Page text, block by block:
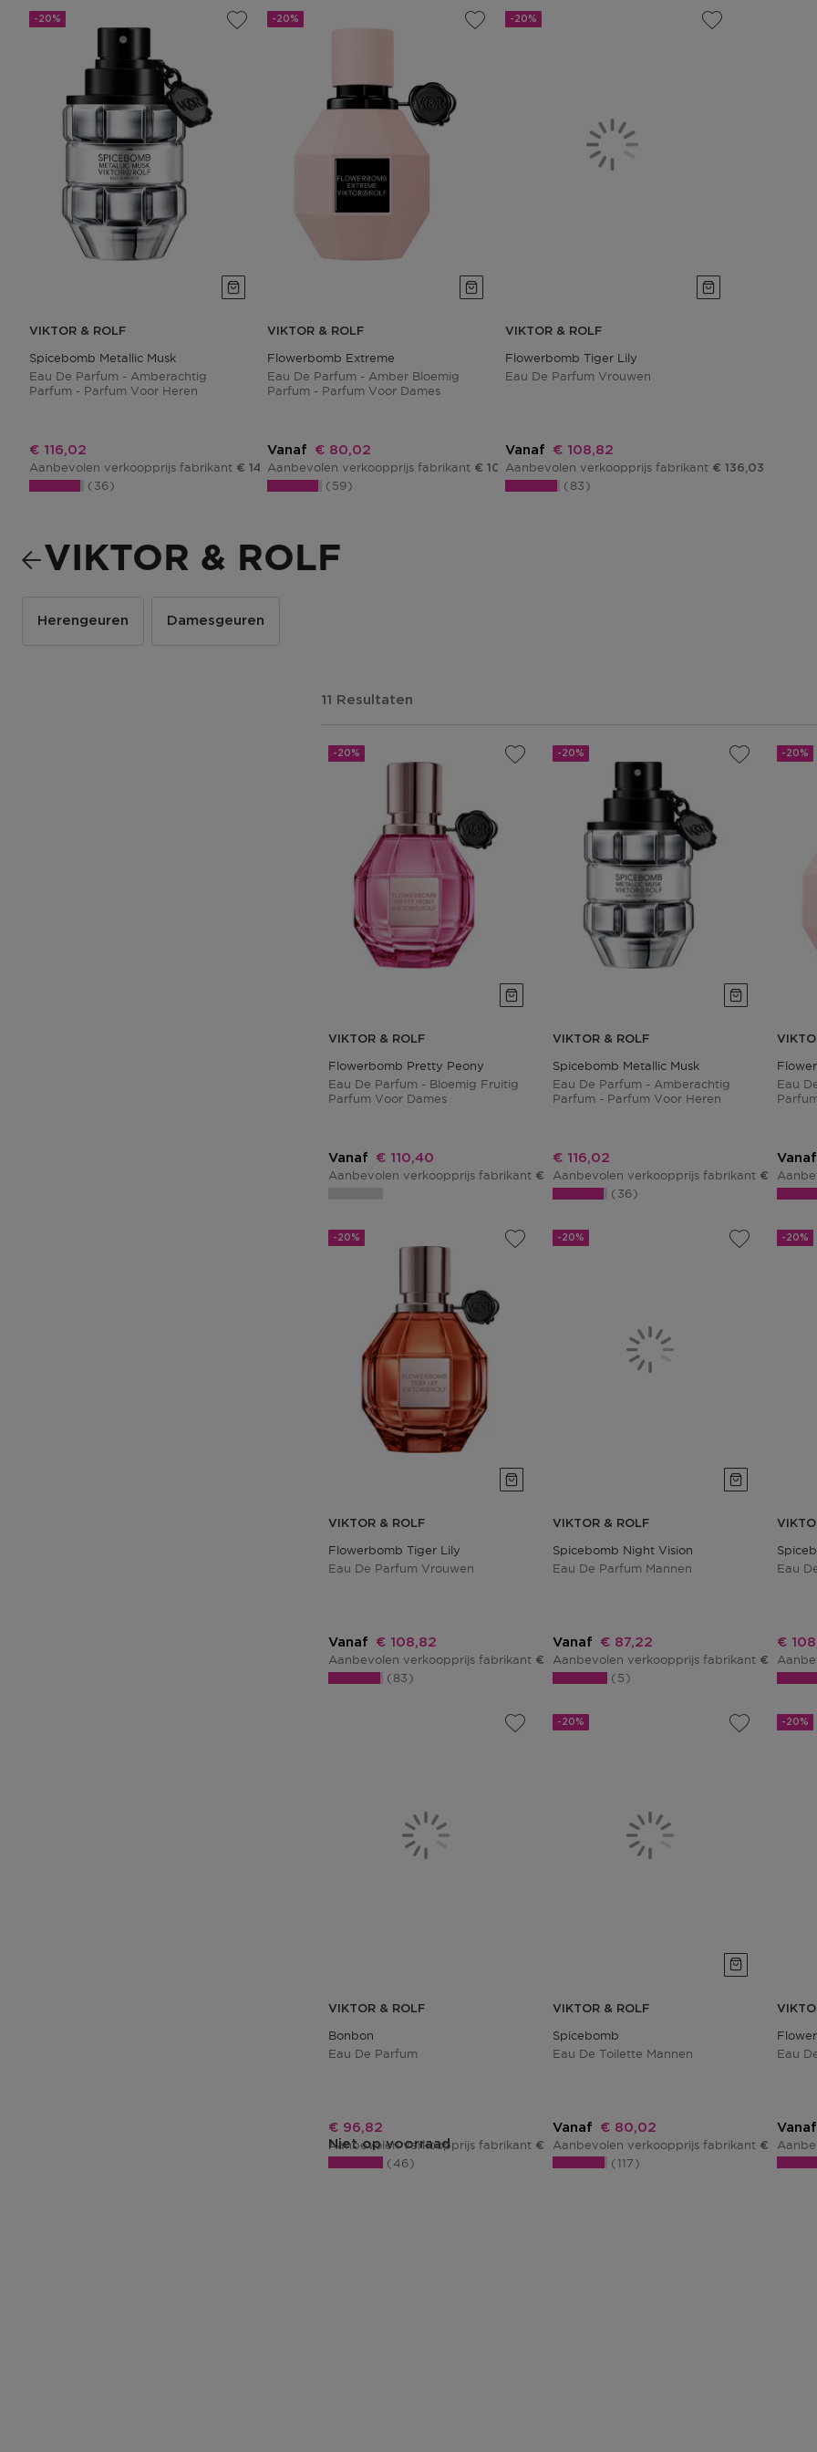
-20%
VIKTOR & ROLF
Spicebomb Metallic Musk
Eau De Parfum - Amberachtig
Parfum - Parfum Voor Heren
Kortingsprijs
€ 116,02
Aanbevolen verkoopprijs fabrikant € 145,02
36
-20%
VIKTOR & ROLF
Flowerbomb Extreme
Eau De Parfum - Amber Bloemig
Parfum - Parfum Voor Dames
Vanaf Kortingsprijs
€ 80,02
Aanbevolen verkoopprijs fabrikant € 100,02
59
-20%
VIKTOR & ROLF
Flowerbomb Tiger Lily
Eau De Parfum Vrouwen
Vanaf Kortingsprijs
€ 108,82
Aanbevolen verkoopprijs fabrikant € 136,03
83
VIKTOR & ROLF
Herengeuren Damesgeuren
11 Resultaten
-20%
VIKTOR & ROLF
Flowerbomb Pretty Peony
Eau De Parfum - Bloemig Fruitig
Parfum Voor Dames
Vanaf Kortingsprijs
€ 110,40
Aanbevolen verkoopprijs fabrikant € 138,00
-20%
VIKTOR & ROLF
Spicebomb Metallic Musk
Eau De Parfum - Amberachtig
Parfum - Parfum Voor Heren
Kortingsprijs
€ 116,02
Aanbevolen verkoopprijs fabrikant € 145,02
36
-20%
Eau
Vanaf
-20%
VIKTOR & ROLF
Flowerbomb Tiger Lily
Eau De Parfum Vrouwen
Vanaf Kortingsprijs
€ 108,82
Aanbevolen verkoopprijs fabrikant € 136,03
83
-20%
VIKTOR & ROLF
Spicebomb Night Vision
Eau De Parfum Mannen
Vanaf Kortingsprijs
€ 87,22
Aanbevolen verkoopprijs fabrikant € 109,02
5
-20%
Eau
€
Niet op voorraad
VIKTOR & ROLF
Bonbon
Eau De Parfum
Kortingsprijs
€ 96,82
Aanbevolen verkoopprijs fabrikant € 121,02
46
-20%
VIKTOR & ROLF
Spicebomb
Eau De Toilette Mannen
Vanaf Kortingsprijs
€ 80,02
Aanbevolen verkoopprijs fabrikant € 100,02
117
-20%
Eau
Vanaf